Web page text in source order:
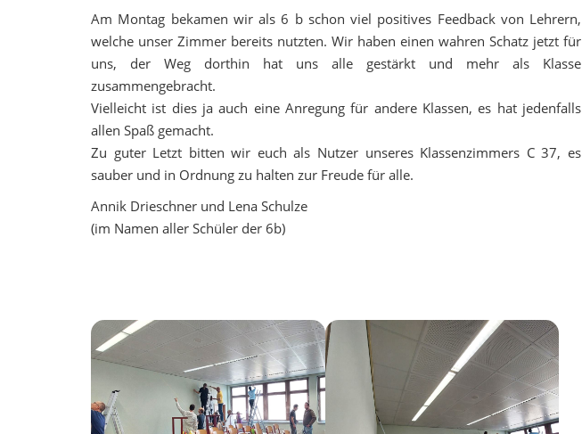
Am Montag bekamen wir als 6 b schon viel positives Feedback von Lehrern,
welche unser Zimmer bereits nutzten. Wir haben einen wahren Schatz jetzt für
uns, der Weg dorthin hat uns alle gestärkt und mehr als Klasse
zusammengebracht.
Vielleicht ist dies ja auch eine Anregung für andere Klassen, es hat jedenfalls
allen Spaß gemacht.
Zu guter Letzt bitten wir euch als Nutzer unseres Klassenzimmers C 37, es
sauber und in Ordnung zu halten zur Freude für alle.
Annik Drieschner und Lena Schulze
(im Namen aller Schüler der 6b)